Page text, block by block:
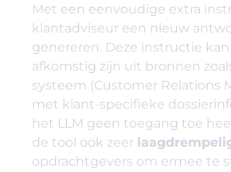
Met een eenvoudige extra
klantadviseur een nieuw
genereren. Deze instructie
afkomstig zijn uit bronnen
systeem (Customer Relations
met klant-specifieke
het LLM geen toegang toe
de tool ook zeer
opdrachtgevers om ermee te